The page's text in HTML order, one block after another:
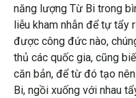
năng lượng Từ Bi trong
liễu kham nhẫn để tự tẩy
được công đức nào,
thủ các quốc gia, cũng
căn bản, để từ đó tạo
Bi, ngồi xuống với nhau